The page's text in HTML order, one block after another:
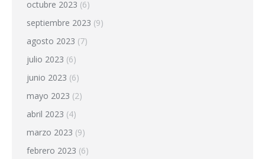
octubre 2023 (6)
septiembre 2023 (9)
agosto 2023 (7)
julio 2023 (6)
junio 2023 (6)
mayo 2023 (2)
abril 2023 (4)
marzo 2023 (9)
febrero 2023 (6)